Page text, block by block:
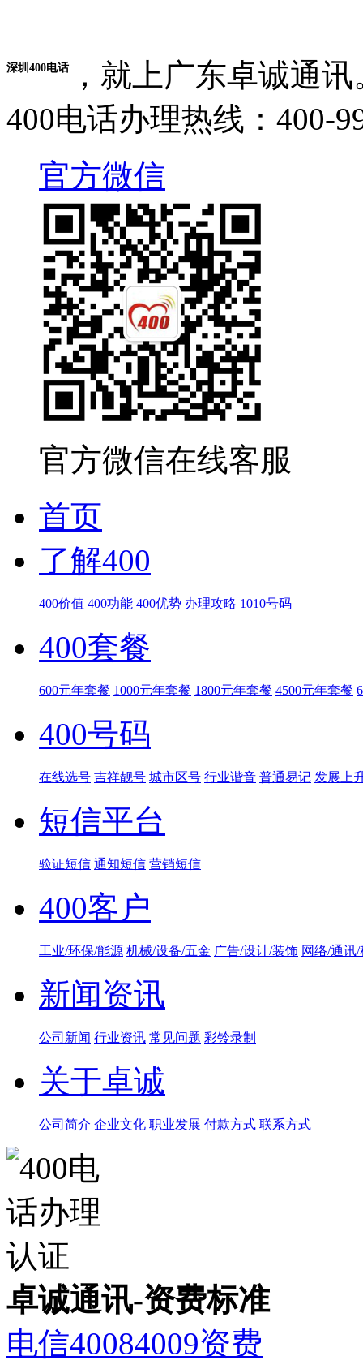
深圳400电话，就上广东卓诚通
400电话办理热线：400-
官方微信
官方微信在线客服
首页
了解400
400价值 400功能 400优势 办理攻略 1010号码
400套餐
600元年套餐 1000元年套餐 1800元年套餐 4500元年套餐
400号码
在线选号 吉祥靓号 城市区号 行业谐音 普通易记 发展上
短信平台
验证短信 通知短信 营销短信
400客户
工业/环保/能源 机械/设备/五金 广告/设计/装饰 网络/通讯
新闻资讯
公司新闻 行业资讯 常见问题 彩铃录制
关于卓诚
公司简介 企业文化 职业发展 付款方式 联系方式
卓诚通讯-资费标准
电信40084009资费